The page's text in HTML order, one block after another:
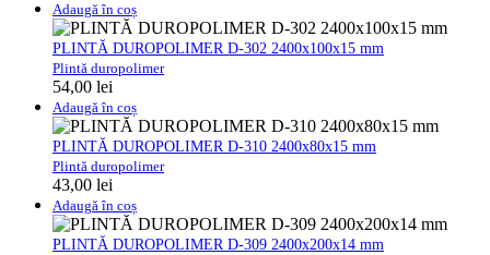
Adaugă în coș
PLINTĂ DUROPOLIMER D-302 2400x100x15 mm
Plintă duropolimer
54,00 lei
Adaugă în coș
PLINTĂ DUROPOLIMER D-310 2400x80x15 mm
Plintă duropolimer
43,00 lei
Adaugă în coș
PLINTĂ DUROPOLIMER D-309 2400x200x14 mm